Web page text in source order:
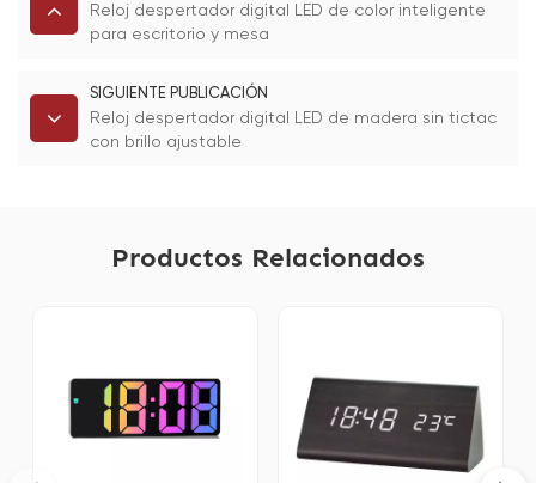
Reloj despertador digital LED de color inteligente
para escritorio y mesa
SIGUIENTE PUBLICACIÓN
Reloj despertador digital LED de madera sin tictac
con brillo ajustable
Productos Relacionados